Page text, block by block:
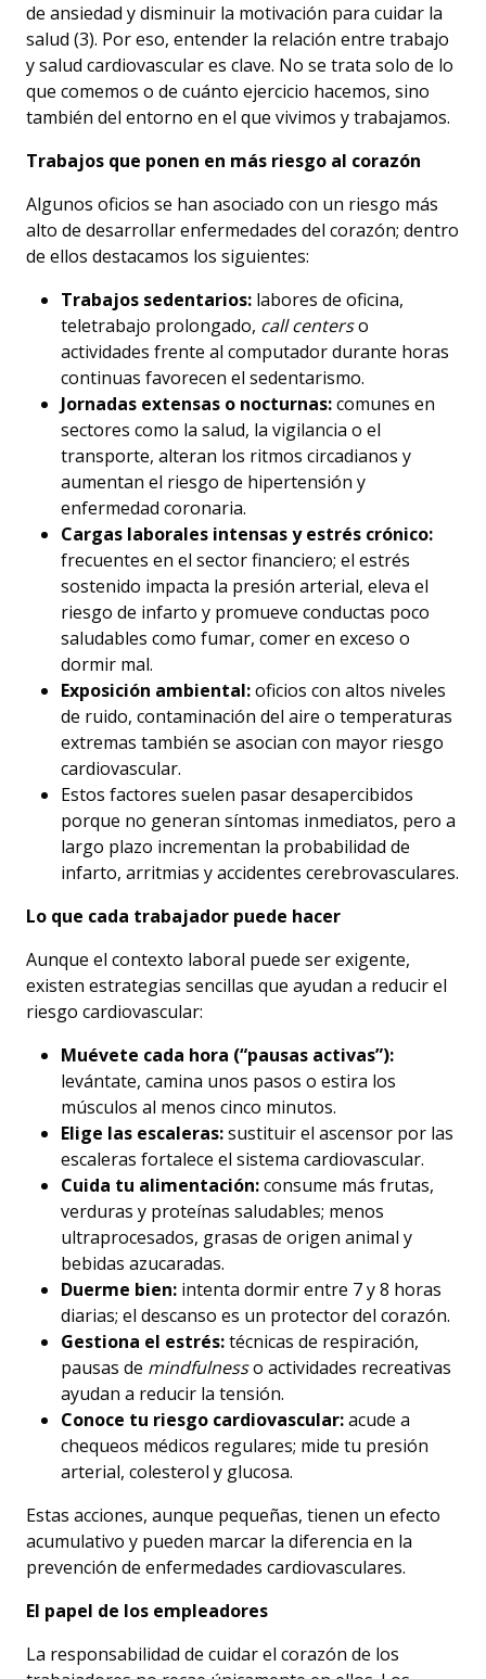
de ansiedad y disminuir la motivación para cuidar la
salud (3). Por eso, entender la relación entre trabajo
y salud cardiovascular es clave. No se trata solo de lo
que comemos o de cuánto ejercicio hacemos, sino
también del entorno en el que vivimos y trabajamos.
Trabajos que ponen en más riesgo al corazón
Algunos oficios se han asociado con un riesgo más
alto de desarrollar enfermedades del corazón; dentro
de ellos destacamos los siguientes:
Trabajos sedentarios: labores de oficina,
teletrabajo prolongado, call centerso
actividades frente al computador durante horas
continuas favorecen el sedentarismo.
Jornadas extensas o nocturnas:comunes en
sectores como la salud, la vigilancia o el
transporte, alteran los ritmos circadianos y
aumentan el riesgo de hipertensión y
enfermedad coronaria.
Cargas laborales intensas y estrés crónico:
frecuentes en el sector financiero; el estrés
sostenido impacta la presión arterial, eleva el
riesgo de infarto y promueve conductas poco
saludables como fumar, comer en exceso o
dormir mal.
Exposición ambiental:oficios con altos niveles
de ruido, contaminación del aire o temperaturas
extremas también se asocian con mayor riesgo
cardiovascular.
Estos factores suelen pasar desapercibidos
porque no generan síntomas inmediatos, pero a
largo plazo incrementan la probabilidad de
infarto, arritmias y accidentes cerebrovasculares.
Lo que cada trabajador puede hacer
Aunque el contexto laboral puede ser exigente,
existen estrategias sencillas que ayudan a reducir el
riesgo cardiovascular:
Muévete cada hora (“pausas activas”):
levántate, camina unos pasos o estira los
músculos al menos cinco minutos.
Elige las escaleras:sustituir el ascensor por las
escaleras fortalece el sistema cardiovascular.
Cuida tu alimentación:consume más frutas,
verduras y proteínas saludables; menos
ultraprocesados, grasas de origen animal y
bebidas azucaradas.
Duerme bien: intenta dormir entre 7 y 8 horas
diarias; el descanso es un protector del corazón.
Gestiona el estrés:técnicas de respiración,
pausas de mindfulnesso actividades recreativas
ayudan a reducir la tensión.
Conoce tu riesgo cardiovascular:acude a
chequeos médicos regulares; mide tu presión
arterial, colesterol y glucosa.
Estas acciones, aunque pequeñas, tienen un efecto
acumulativo y pueden marcar la diferencia en la
prevención de enfermedades cardiovasculares.
El papel de los empleadores
La responsabilidad de cuidar el corazón de los